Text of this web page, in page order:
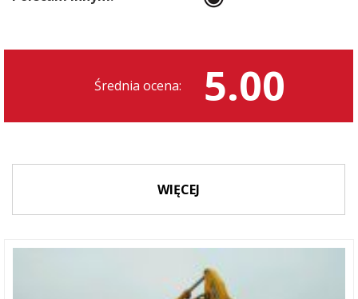
Średnia ocena: 5.00
WIĘCEJ